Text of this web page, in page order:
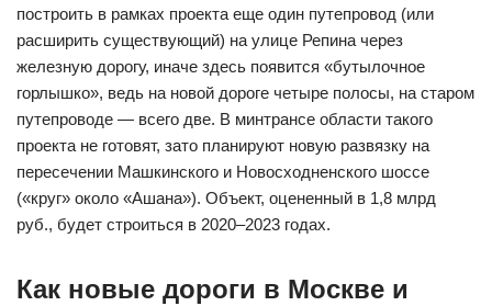
построить в рамках проекта еще один путепровод (или
расширить существующий) на улице Репина через
железную дорогу, иначе здесь появится «бутылочное
горлышко», ведь на новой дороге четыре полосы, на старом
путепроводе — всего две. В минтрансе области такого
проекта не готовят, зато планируют новую развязку на
пересечении Машкинского и Новосходненского шоссе
(«круг» около «Ашана»). Объект, оцененный в 1,8 млрд
руб., будет строиться в 2020–2023 годах.
Как новые дороги в Москве и